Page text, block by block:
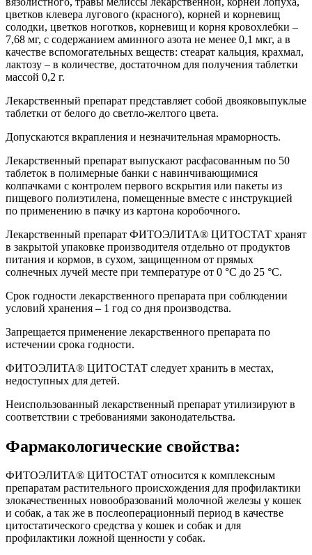
цветков клевера лугового (красного), корней и корневищ
солодки, цветков ноготков, корневищ и корня кровохлебки –
7,68 мг, с содержанием аминного азота не менее 0,1 мкг, а в
качестве вспомогательных веществ: стеарат кальция, крахмал,
лактозу – в количестве, достаточном для получения таблетки
массой 0,2 г.
Лекарственный препарат представляет собой двояковыпуклые
таблетки от белого до светло-желтого цвета.
Допускаются вкрапления и незначительная мраморность.
Лекарственный препарат выпускают расфасованным по 50
таблеток в полимерные банки с навинчивающимися
колпачками с контролем первого вскрытия или пакеты из
пищевого полиэтилена, помещенные вместе с инструкцией
по применению в пачку из картона коробочного.
Лекарственный препарат ФИТОЭЛИТА® ЦИТОСТАТ хранят
в закрытой упаковке производителя отдельно от продуктов
питания и кормов, в сухом, защищенном от прямых
солнечных лучей месте при температуре от 0 °С до 25 °С.
Срок годности лекарственного препарата при соблюдении
условий хранения – 1 год со дня производства.
Запрещается применение лекарственного препарата по
истечении срока годности.
ФИТОЭЛИТА® ЦИТОСТАТ следует хранить в местах,
недоступных для детей.
Неиспользованный лекарственный препарат утилизируют в
соответствии с требованиями законодательства.
Фармакологические свойства:
ФИТОЭЛИТА® ЦИТОСТАТ относится к комплексным
препаратам растительного происхождения для профилактики
злокачественных новообразований молочной железы у кошек
и собак, а так же в послеоперационный период в качестве
цитостатического средства у кошек и собак и для
профилактики ложной щенности у собак.